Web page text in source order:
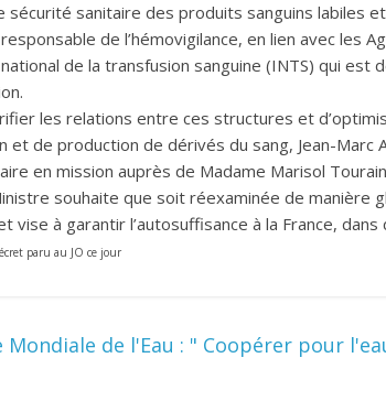
sécurité sanitaire des produits sanguins labiles
de l’hémovigilance, en lien avec les
de la transfusion sanguine (INTS) qui
les relations entre ces structures et
et de production de dérivés du sang, Jean-Marc
en mission auprès de Madame Marisol
souhaite que soit réexaminée de manière
vise à garantir l’autosuffisance à la France,
paru au JO ce jour
Mondiale de l'Eau : " Coopérer pour